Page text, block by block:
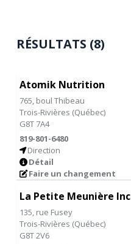
RÉSULTATS (8)
Atomik Nutrition
765, boul Thibeau
Trois-Rivières (Québec)
G8T 7A4
819-801-6480
Direction
Détail
Faire un changement
La Petite Meunière Inc
135, rue Fusey
Trois-Rivières (Québec)
G8T 2V6